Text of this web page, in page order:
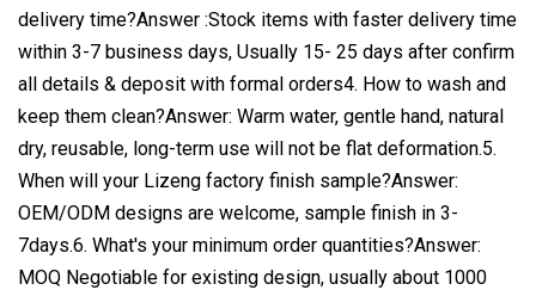
delivery time?Answer :Stock items with faster delivery time
within 3-7 business days, Usually 15- 25 days after confirm
all details & deposit with formal orders4. How to wash and
keep them clean?Answer: Warm water, gentle hand, natural
dry, reusable, long-term use will not be flat deformation.5.
When will your Lizeng factory finish sample?Answer:
OEM/ODM designs are welcome, sample finish in 3-
7days.6. What's your minimum order quantities?Answer:
MOQ Negotiable for existing design, usually about 1000